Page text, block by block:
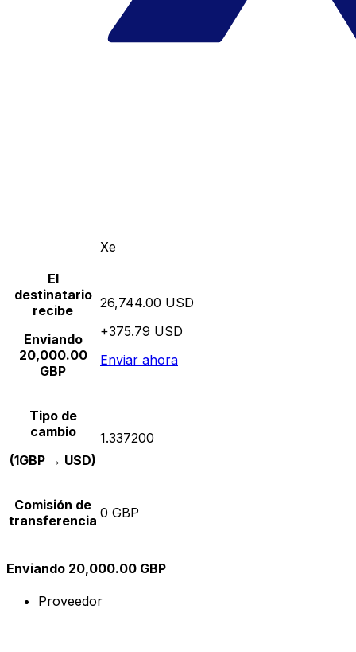
Xe
El
destinatario
recibe
Enviando
20,000.00
GBP
26,744.00 USD
+375.79 USD
Enviar ahora
Tipo de
cambio
(1GBP → USD)
1.337200
Comisión de
transferencia 0 GBP
Enviando 20,000.00 GBP
Proveedor